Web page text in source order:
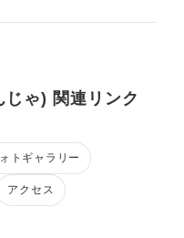
ゃ) 関連リンク
トギャラリー
アクセス